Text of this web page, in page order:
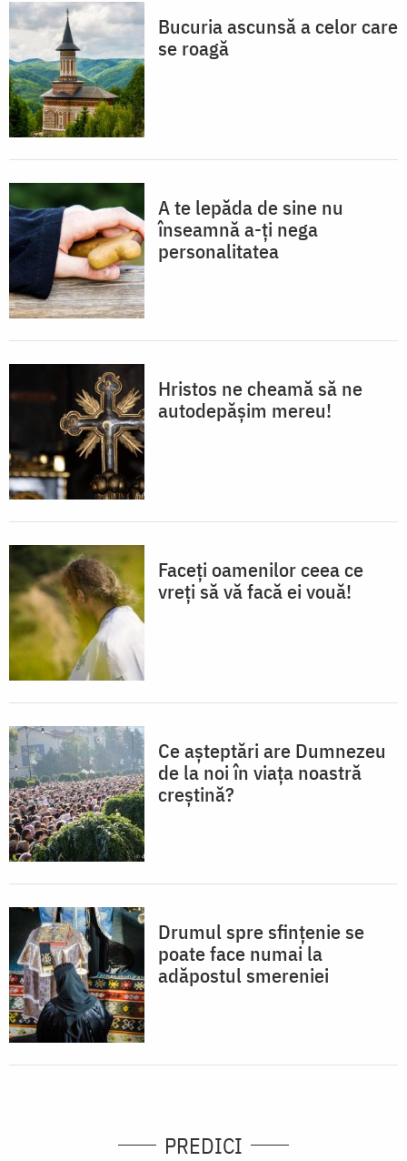
Bucuria ascunsă a celor care
se roagă
A te lepăda de sine nu
înseamnă a-ți nega
personalitatea
Hristos ne cheamă să ne
autodepășim mereu!
Faceți oamenilor ceea ce
vreți să vă facă ei vouă!
Ce așteptări are Dumnezeu
de la noi în viața noastră
creștină?
Drumul spre sfințenie se
poate face numai la
adăpostul smereniei
PREDICI